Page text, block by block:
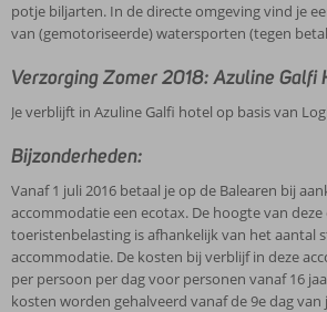
potje biljarten. In de directe omgeving vind je
van (gemotoriseerde) watersporten (tegen
Verzorging Zomer 2018: Azuline Galfi
Je verblijft in Azuline Galfi hotel op basis van
Bijzonderheden:
Vanaf 1 juli 2016 betaal je op de Balearen bij
accommodatie een ecotax. De hoogte van
toeristenbelasting is afhankelijk van het aantal
accommodatie. De kosten bij verblijf in deze
per persoon per dag voor personen vanaf 16
kosten worden gehalveerd vanaf de 9e dag